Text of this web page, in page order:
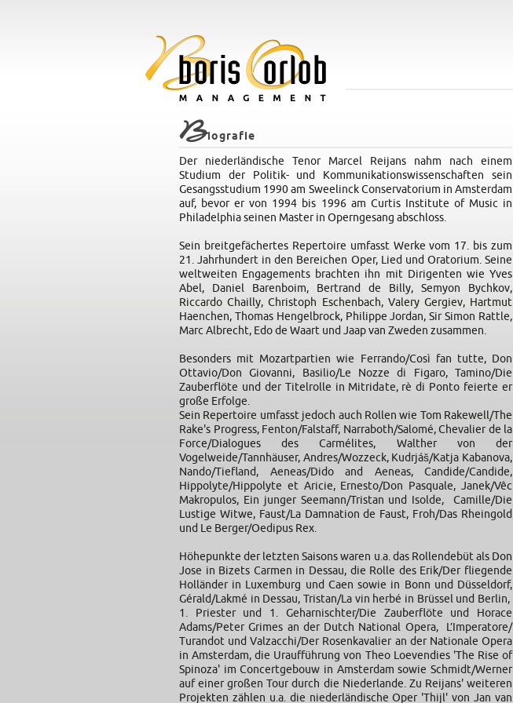
Biografie
Der niederländische Tenor Marcel Reijans nahm nach einem
Studium der Politik- und Kommunikationswissenschaften sein
Gesangsstudium 1990 am Sweelinck Conservatorium in Amsterdam
auf, bevor er von 1994 bis 1996 am Curtis Institute of Music in
Philadelphia seinen Master in Operngesang abschloss.
Sein breitgefächertes Repertoire umfasst Werke vom 17. bis zum
21. Jahrhundert in den Bereichen Oper, Lied und Oratorium. Seine
weltweiten Engagements brachten ihn mit Dirigenten wie Yves
Abel, Daniel Barenboim, Bertrand de Billy, Semyon Bychkov,
Riccardo Chailly, Christoph Eschenbach, Valery Gergiev, Hartmut
Haenchen, Thomas Hengelbrock, Philippe Jordan, Sir Simon Rattle,
Marc Albrecht, Edo de Waart und Jaap van Zweden zusammen.
Besonders mit Mozartpartien wie Ferrando/Così fan tutte, Don
Ottavio/Don Giovanni, Basilio/Le Nozze di Figaro, Tamino/Die
Zauberflöte und der Titelrolle in Mitridate, rè di Ponto feierte er
große Erfolge.
Sein Repertoire umfasst jedoch auch Rollen wie Tom Rakewell/The
Rake's Progress, Fenton/Falstaff, Narraboth/Salomé, Chevalier de la
Force/Dialogues des Carmélites, Walther von der
Vogelweide/Tannhäuser, Andres/Wozzeck, Kudrjáš/Katja Kabanova,
Nando/Tiefland, Aeneas/Dido and Aeneas, Candide/Candide,
Hippolyte/Hippolyte et Aricie, Ernesto/Don Pasquale, Janek/Vêc
Makropulos, Ein junger Seemann/Tristan und Isolde, Camille/Die
Lustige Witwe, Faust/La Damnation de Faust, Froh/Das Rheingold
und Le Berger/Oedipus Rex.
Höhepunkte der letzten Saisons waren u.a. das Rollendebüt als Don
Jose in Bizets Carmen in Dessau, die Rolle des Erik/Der fliegende
Holländer in Luxemburg und Caen sowie in Bonn und Düsseldorf,
Gérald/Lakmé in Dessau, Tristan/La vin herbé in Brüssel und Berlin,
1. Priester und 1. Geharnischter/Die Zauberflöte und Horace
Adams/Peter Grimes an der Dutch National Opera, L’Imperatore/
Turandot und Valzacchi/Der Rosenkavalier an der Nationale Opera
in Amsterdam, die Uraufführung von Theo Loevendies 'The Rise of
Spinoza' im Concertgebouw in Amsterdam sowie Schmidt/Werner
auf einer großen Tour durch die Niederlande. Zu Reijans' weiteren
Projekten zählen u.a. die niederländische Oper 'Thijl' von Jan van